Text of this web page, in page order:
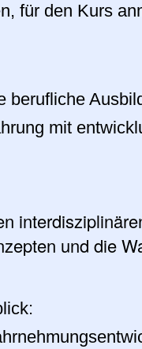
für den Kurs
berufliche
mit
und die